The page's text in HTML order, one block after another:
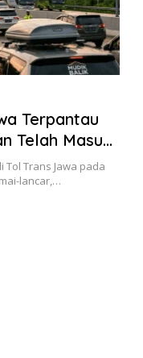
Terpantau
Telah Masuk
Tol Trans Jawa pada
lancar,…